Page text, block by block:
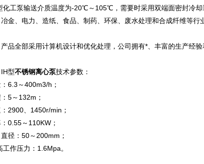
工泵输送介质温度为-20℃～105℃，需要时采用双端面密封冷
金、电力、造纸、食品、制药、环保、废水处理和合成纤维等
品全部采用计算机设计和优化处理，公司拥有*、丰富的生产经
IH型不锈钢离心泵技术参数：
6.3～400m3/h；
5～132m；
2900、1450r/min；
0.55～110KW；
径：50～200mm；
工作压力：1.6Mpa。